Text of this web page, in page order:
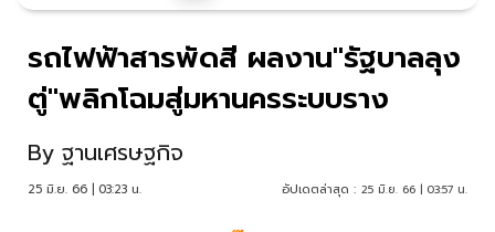
รถไฟฟ้าสารพัดสี ผลงาน"รัฐบาลลุง
ตู่"พลิกโฉมสู่มหานครระบบราง
By ฐานเศรษฐกิจ
25 มิ.ย. 66 | 03:23 น. อัปเดตล่าสุด : 25 มิ.ย. 66 | 03:57 น.